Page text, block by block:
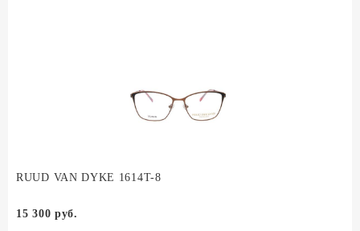
RUUD VAN DYKE 1614T-8
15 300 руб.